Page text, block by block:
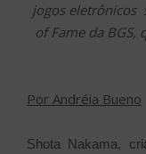
jogos eletrônicos
of Fame da BGS,
Por Andréia Bueno
Shota Nakama,